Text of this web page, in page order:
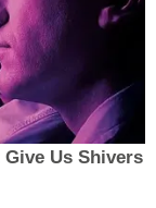
Us Shivers